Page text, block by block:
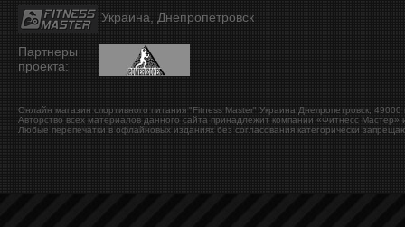
Украина, Днепропетровск
Партнеры
проекта:
Онлайн магазин спортивного питания "Fitness Master" Украина Днепропетровск 49000
Авторство всех материалов данного сайта принадлежит компании «Фитнесс Мастер»
Любые перепечатки в офлайновых изданиях без согласования категорически